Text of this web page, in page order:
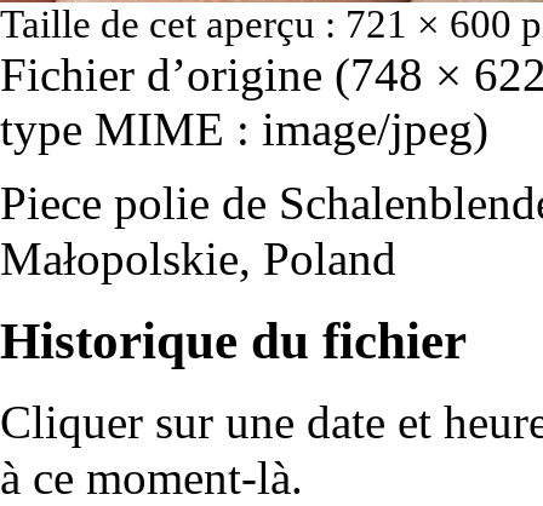
Taille de cet aperçu : 721 × 600
Fichier d’origine (748 ×
type MIME : image/jpeg)
Piece polie de
Małopolskie, Poland
Historique du fichier
Cliquer sur une date et
à ce moment-là.